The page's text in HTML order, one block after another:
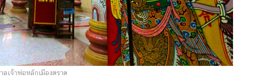
ลเจ้าพ่อหลักเมืองตราด